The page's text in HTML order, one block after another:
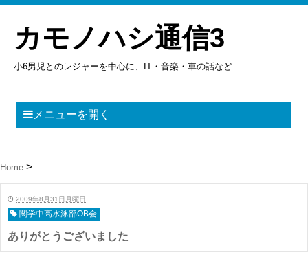
カモノハシ通信3
小6男児とのレジャーを中心に、IT・音楽・車の話など
メニューを開く
Home
2009年8月31日月曜日
関学中高水泳部OB会
ありがとうございました